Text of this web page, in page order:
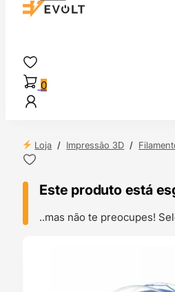
0
Loja / Impressão 3D /
Este produto está
..mas não te preocupes!